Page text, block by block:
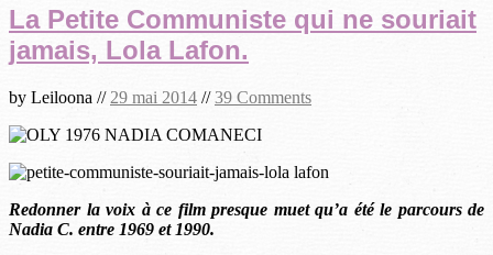
La Petite Communiste qui ne souriait
jamais, Lola Lafon.
by Leiloona // 29 mai 2014 //39 Comments
Redonner la voix à ce film presque muet qu’a été le parcours de
Nadia C. entre 1969 et 1990.